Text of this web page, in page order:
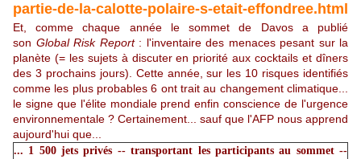
partie-de-la-calotte-polaire-s-etait-effondree.html
Et, comme chaque année le sommet de Davos a publié
son Global Risk Report: l'inventaire des menaces pesant sur la
planète (= les sujets à discuter en priorité aux cocktails et dîners
des 3 prochains jours). Cette année, sur les 10 risques identifiés
comme les plus probables 6 ont trait au changement climatique...
le signe que l'élite mondiale prend enfin conscience de l'urgence
environnementale ? Certainement... sauf que l'AFP nous apprend
aujourd'hui que...
... 1 500 jets privés -- transportant les participants au sommet --